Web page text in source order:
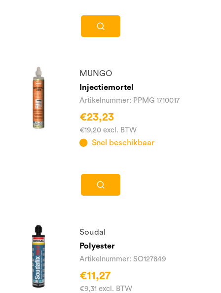
MUNGO
Injectiemortel
Artikelnummer: PPMG 1710017
€23,23
€19,20 excl. BTW
Snel beschikbaar
Soudal
Polyester
Artikelnummer: SO127849
€11,27
€9,31 excl. BTW